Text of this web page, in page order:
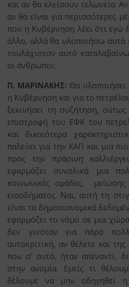
και αν θα κλείσουν τελωνεία.
αν θα είναι για περισσότερες
που η Κυβέρνηση λέει ότι
άλλο, αλλά θα υλοποιήσω αυτά
τουλάχιστον αυτό
οι άνθρωποι;
Π. ΜΑΡΙΝΑΚΗΣ: Θα
η Κυβέρνηση και για το
ξεκινήσει τη συζήτηση,
επιστροφή του ΕΦΚ του
και δικαιότερα
παλεύει για την ΚΑΠ και μια
προς την πράσινη
εφαρμόζει συνολικά μια
κοινωνικές ομάδες,
εισοδήματος. Ναι, αυτή τη
είναι τα δημοσιονομικά
εφαρμόζει το νόμο σε μια
δεν γινόταν για πάρα
αυτοκριτική, αν θέλετε και
που σ’ αυτό, ήταν απέναντι,
στην ανομία. Εμείς τι
θέλουμε να μην οδηγηθεί